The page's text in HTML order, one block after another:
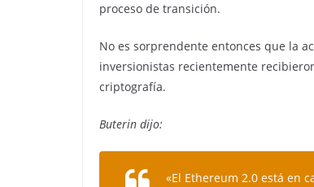
proceso de transición.
No es sorprendente entonces que la
inversionistas recientemente
criptografía.
Buterin dijo:
«El Ethereum 2.0 está en